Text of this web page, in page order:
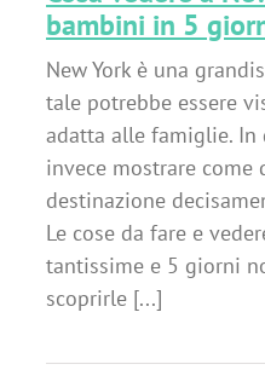
bambini in 5
New York è una
tale potrebbe essere
adatta alle famiglie.
invece mostrare come
destinazione
Le cose da fare e
tantissime e 5 giorni
scoprirle [...]